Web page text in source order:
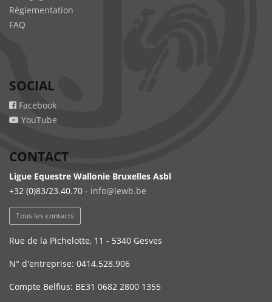
Règlementation
FAQ
SOCIAL
Facebook
YouTube
CONTACT
Ligue Equestre Wallonie Bruxelles Asbl
+32 (0)83/23.40.70 - info@lewb.be
Tous les contacts
Rue de la Pichelotte, 11 - 5340 Gesves
N° d'entreprise: 0414.528.906
Compte Belfius: BE31 0682 2800 1355